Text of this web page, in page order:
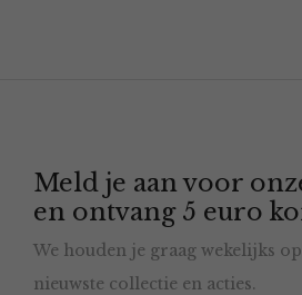
Meld je aan voor
en ontvang 5 euro
We houden je graag wekelijks
nieuwste collectie en acties.